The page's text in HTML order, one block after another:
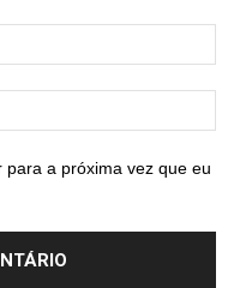
a próxima vez que eu